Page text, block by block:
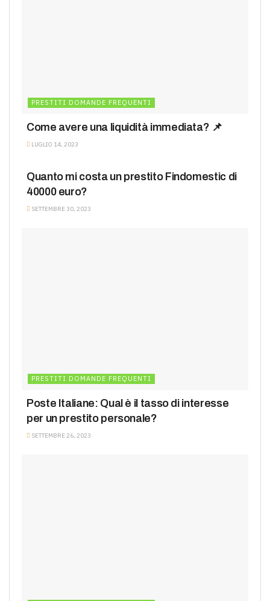
PRESTITI DOMANDE FREQUENTI
Come avere una liquidità immediata? 📌
LUGLIO 14, 2023
Quanto mi costa un prestito Findomestic di
40000 euro?
SETTEMBRE 30, 2023
PRESTITI DOMANDE FREQUENTI
Poste Italiane: Qual è il tasso di interesse
per un prestito personale?
SETTEMBRE 26, 2023